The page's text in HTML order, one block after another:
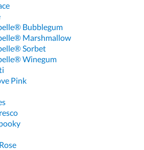
Bubblegum
Marshmallow
Sorbet
Winegum
Pink